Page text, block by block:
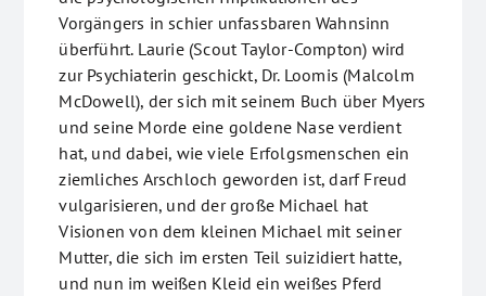
Vorgängers in schier unfassbaren Wahnsinn
überführt. Laurie (Scout Taylor-Compton) wird
zur Psychiaterin geschickt, Dr. Loomis (Malcolm
McDowell), der sich mit seinem Buch über Myers
und seine Morde eine goldene Nase verdient
hat, und dabei, wie viele Erfolgsmenschen ein
ziemliches Arschloch geworden ist, darf Freud
vulgarisieren, und der große Michael hat
Visionen von dem kleinen Michael mit seiner
Mutter, die sich im ersten Teil suizidiert hatte,
und nun im weißen Kleid ein weißes Pferd